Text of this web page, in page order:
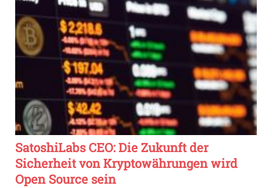
SatoshiLabs CEO: Die Zukunft der
Sicherheit von Kryptowährungen wird
Open Source sein